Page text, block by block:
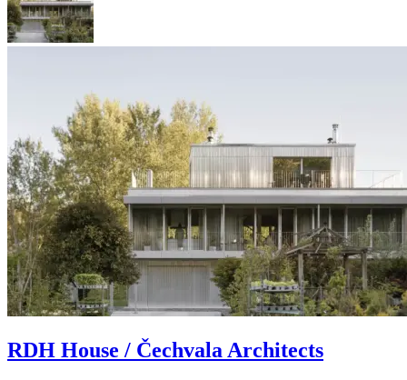
RDH House / Čechvala Architects